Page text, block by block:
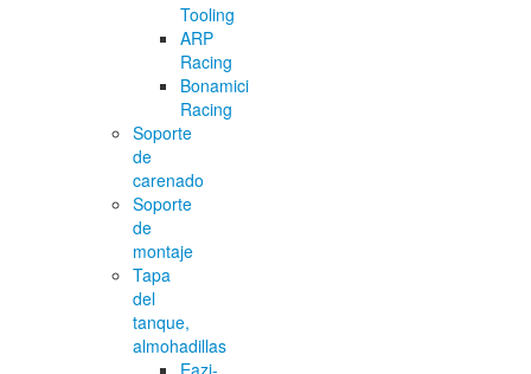
Tooling
ARP
Racing
Bonamici
Racing
Soporte
de
carenado
Soporte
de
montaje
Tapa
del
tanque,
almohadillas
Eazi-